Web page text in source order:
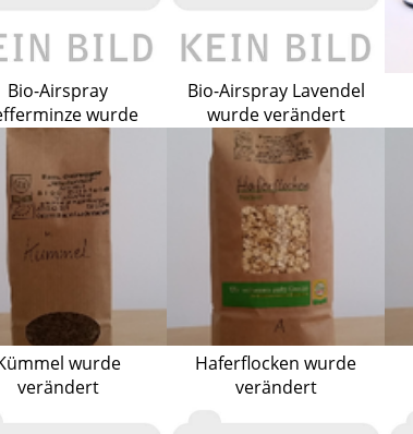
Bio-Airspray
wurde
verändert
Bio-Airspray Lavendel
wurde verändert
wurde
verändert
Haferflocken wurde
verändert